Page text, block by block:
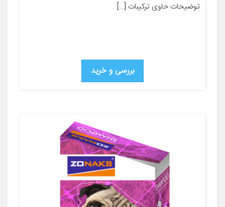
توضیحات حاوی ترکیبات […]
بررسی و خرید